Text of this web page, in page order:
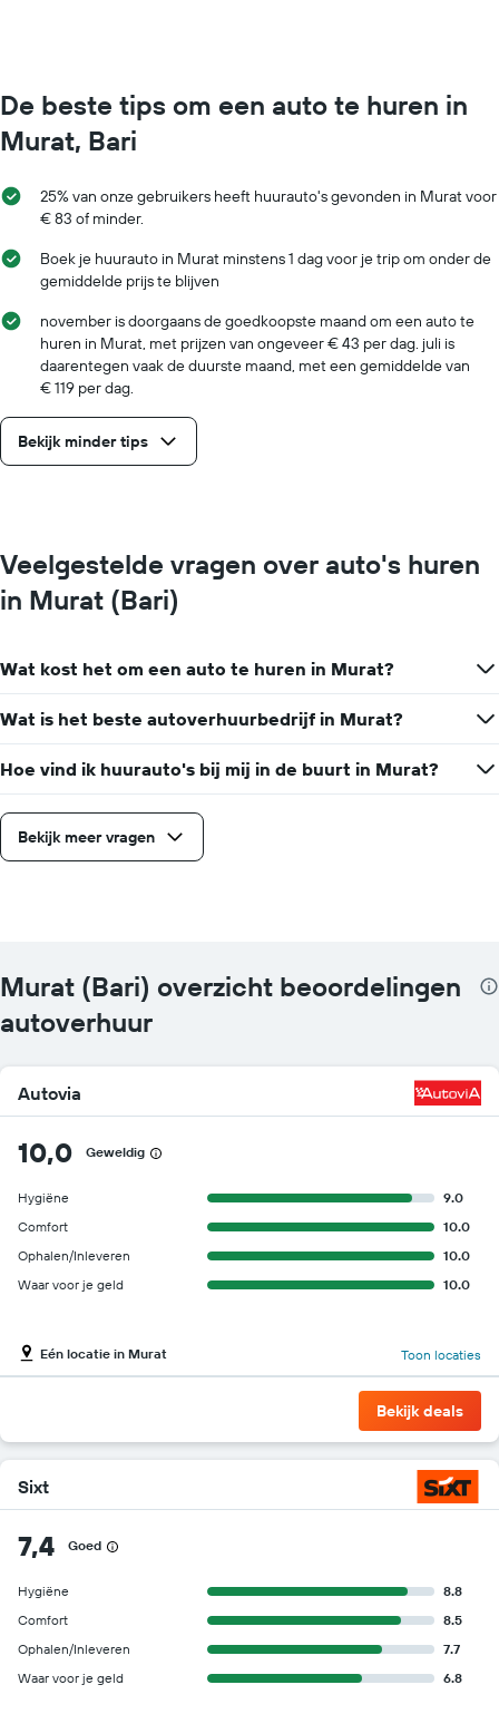
De beste tips om een auto te huren in
Murat, Bari
25% van onze gebruikers heeft huurauto's gevonden in Murat voor
€ 83 of minder.
Boek je huurauto in Murat minstens 1 dag voor je trip om onder de
gemiddelde prijs te blijven
november is doorgaans de goedkoopste maand om een auto te
huren in Murat, met prijzen van ongeveer € 43 per dag. juli is
daarentegen vaak de duurste maand, met een gemiddelde van
€ 119 per dag.
Bekijk minder tips
Veelgestelde vragen over auto's huren
in Murat (Bari)
Wat kost het om een auto te huren in Murat?
Wat is het beste autoverhuurbedrijf in Murat?
Hoe vind ik huurauto's bij mij in de buurt in Murat?
Bekijk meer vragen
Murat (Bari) overzicht beoordelingen
autoverhuur
Autovia
10,0 Geweldig
Hygiëne
9.0
Comfort
10.0
Ophalen/Inleveren
10.0
Waar voor je geld
10.0
Eén locatie in Murat Toon locaties
Bekijk deals
Sixt
7,4 Goed
Hygiëne
8.8
Comfort
8.5
Ophalen/Inleveren
7.7
Waar voor je geld
6.8